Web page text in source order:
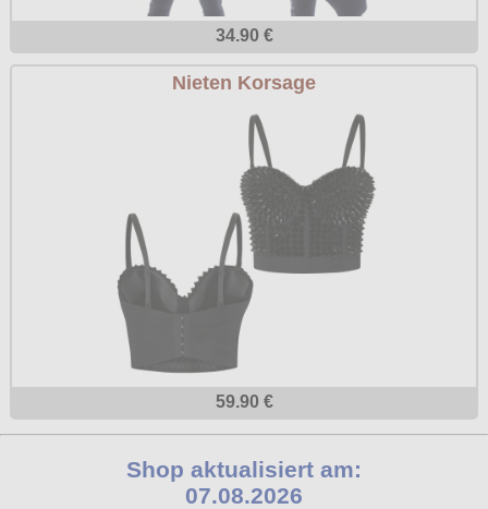
34.90 €
Nieten Korsage
59.90 €
Shop aktualisiert am:
07.08.2026